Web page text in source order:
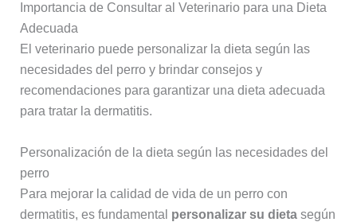
Importancia de Consultar al Veterinario para una Dieta
Adecuada
El veterinario puede personalizar la dieta según las
necesidades del perro y brindar consejos y
recomendaciones para garantizar una dieta adecuada
para tratar la dermatitis.
Personalización de la dieta según las necesidades del
perro
Para mejorar la calidad de vida de un perro con
dermatitis, es fundamental personalizar su dietasegún